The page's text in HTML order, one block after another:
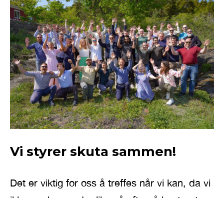
Vi styrer skuta sammen!
Det er viktig for oss å treffes når vi kan, da vi